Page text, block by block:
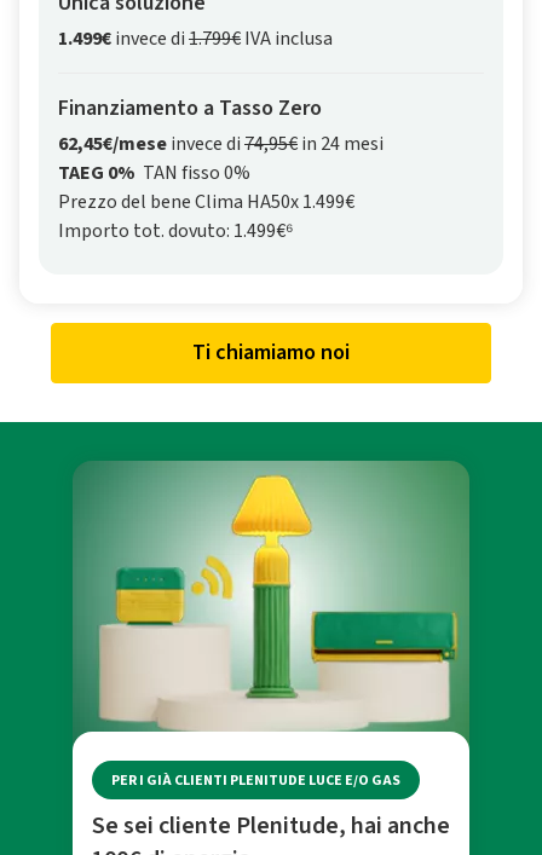
1.499€invece di1.799€IVA inclusa
Finanziamento a Tasso Zero
62,45€/meseinvece di74,95€in 24 mesi
TAEG 0% TAN fisso 0%
Prezzo del bene Clima HA50x 1.499€
Importo tot. dovuto: 1.499€⁶
Ti chiamiamo noi
PER I GIÀ CLIENTI PLENITUDE LUCE E/O GAS
Se sei cliente Plenitude, hai anche